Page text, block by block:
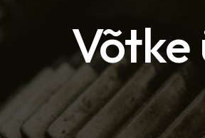
Võtke